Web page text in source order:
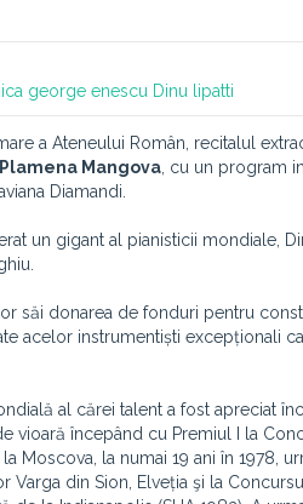
george enescu Dinu lipatti
a Ateneului Român, recitalul
Plamena Mangova , cu un program
Diamandi.
un gigant al pianisticii mondiale,
săi donarea de fonduri pentru
acelor instrumentiști excepționali
al cărei talent a fost apreciat
vioară începând cu Premiul I la
Moscova, la numai 19 ani în 1978,
Varga din Sion, Elveția şi la